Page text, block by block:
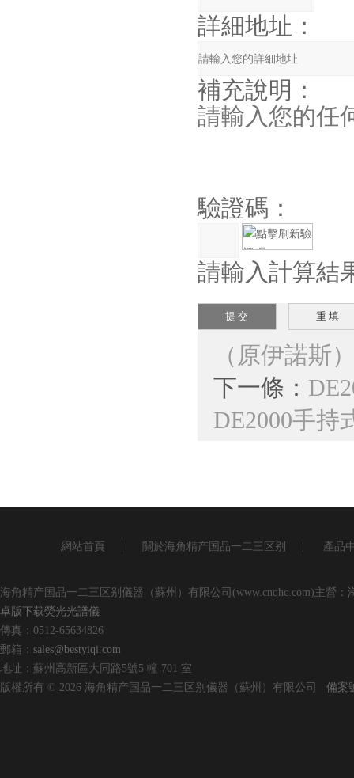
詳細地址：
補充說明：
驗證碼：
請輸入計算結
（原伊諾斯
下一條：
DE2000手持
網站首頁 關於海角精产国品一二三区别 產品
海角精产国品一二三区别儀器（蘇州）有限公司(www.cnqhc.com)主營：
卓版下载熒光光譜儀
傳真：0512-65634826
郵箱： sales@bestyiqi.com
地址：蘇州高新區大同路5號5 幢 701 室
版權所有 © 2026 海角精产国品一二三区别儀器（蘇州）有限公司 備案